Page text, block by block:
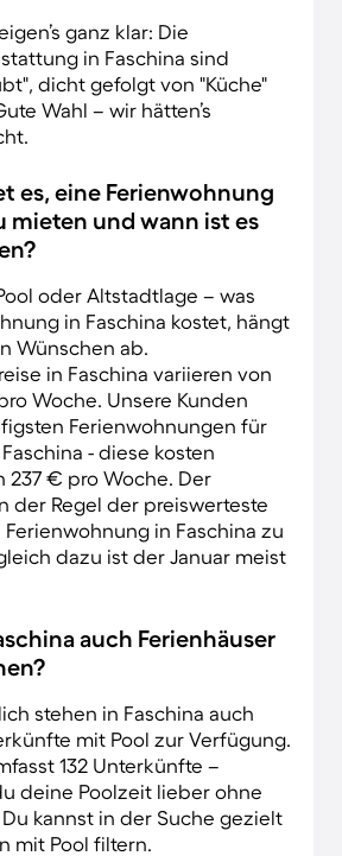
ganz klar: Die
in Faschina sind
dicht gefolgt von "Küche"
Wahl – wir hätten’s
es, eine Ferienwohnung
mieten und wann ist es
oder Altstadtlage – was
in Faschina kostet, hängt
Wünschen ab.
in Faschina variieren von
Woche. Unsere Kunden
Ferienwohnungen für
- diese kosten
237 € pro Woche. Der
der Regel der preiswerteste
in Faschina zu
dazu ist der Januar meist
auch Ferienhäuser
stehen in Faschina auch
mit Pool zur Verfügung.
132 Unterkünfte –
deine Poolzeit lieber ohne
kannst in der Suche gezielt
mit Pool filtern.